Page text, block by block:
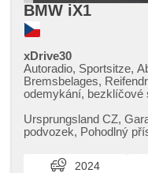
BMW iX1
xDrive30
Autoradio, Sportsitze,
Bremsbelages,
odemykání, bezklíčové
Parkassistent, LED
Ursprungsland CZ,​
podvozek,​ Pohodlný
2024